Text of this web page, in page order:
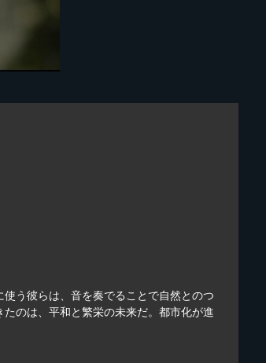
う彼らは、音を奏でることで自然とのつ
のは、平和と繁栄の未来だ。都市化が進